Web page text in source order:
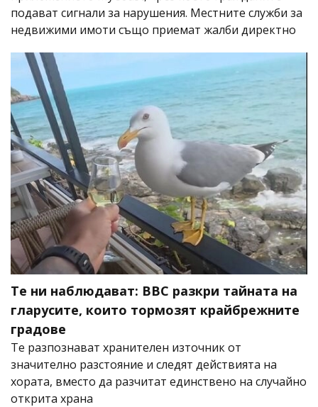
подават сигнали за нарушения. Местните служби за
недвижими имоти също приемат жалби директно
Те ни наблюдават: BBC разкри тайната на
гларусите, които тормозят крайбрежните
градове
Те разпознават хранителен източник от
значително разстояние и следят действията на
хората, вместо да разчитат единствено на случайно
открита храна